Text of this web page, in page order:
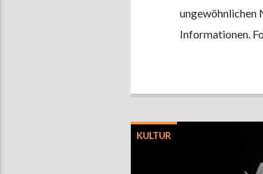
ungewöhnlichen
Informationen.
KULTUR